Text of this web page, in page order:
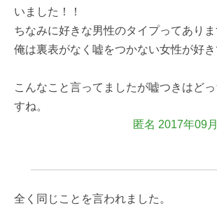
いました！！
ちなみに好きな男性のタイプってありま
俺は裏表がなく嘘をつかない女性が好き
こんなこと言ってましたが嘘つきはど
すね。
匿名 2017年09
全く同じことを言われました。